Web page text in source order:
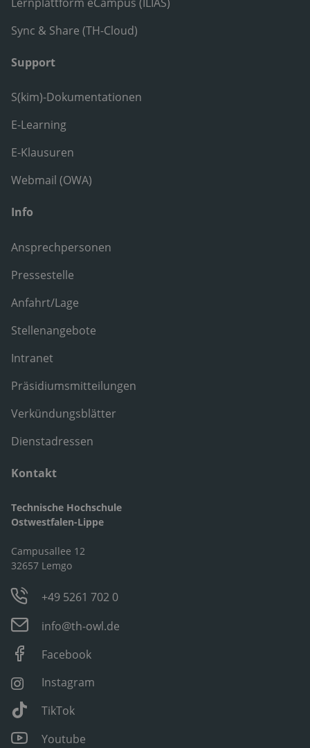
Sync & Share (TH-Cloud)
Support
S(kim)-Dokumentationen
E-Learning
E-Klausuren
Webmail (OWA)
Info
Ansprechpersonen
Pressestelle
Anfahrt/Lage
Stellenangebote
Intranet
Präsidiumsmitteilungen
Verkündungsblätter
Dienstadressen
Kontakt
Technische Hochschule
Ostwestfalen-Lippe
Campusallee 12
32657 Lemgo
+49 5261 702 0
info@th-owl.de
Facebook
Instagram
TikTok
Youtube